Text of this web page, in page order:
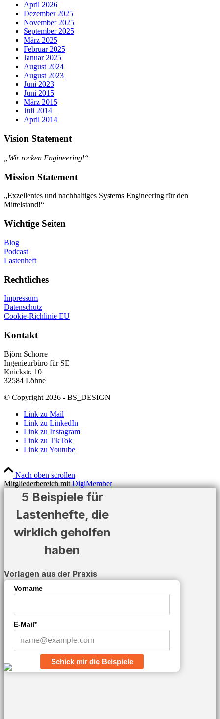
April 2026
Dezember 2025
November 2025
September 2025
März 2025
Februar 2025
Januar 2025
August 2024
August 2023
Juni 2023
Juni 2015
März 2015
Juli 2014
April 2014
Vision Statement
„Wir rocken Engineering!“
Mission Statement
„Exzellentes und nachhaltiges Systems Engineering für den
Mittelstand!“
Wichtige Seiten
Blog
Podcast
Lastenheft
Rechtliches
Impressum
Datenschutz
Cookie-Richlinie EU
Kontakt
Björn Schorre
Ingenieurbüro für SE
Knickstr. 10
32584 Löhne
© Copyright 2026 - BS_DESIGN
Link zu Mail
Link zu LinkedIn
Link zu Instagram
Link zu TikTok
Link zu Youtube
Nach oben scrollen
Mitgliederbereich mitDigiMember
5 Beispiele für
Lastenhefte, die
wirklich geholfen
haben
Vorlagen aus der Praxis
Vorname
E-Mail*
Schick mir die Beispiele